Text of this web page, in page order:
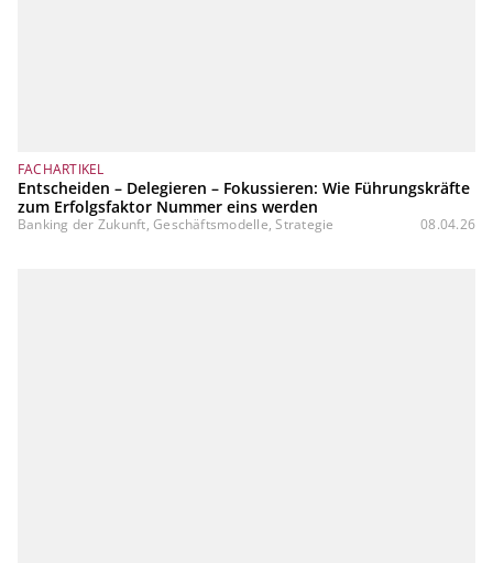
FACHARTIKEL
Entscheiden – Delegieren – Fokussieren: Wie Führungskräfte
zum Erfolgsfaktor Nummer eins werden
Banking der Zukunft, Geschäftsmodelle, Strategie 08.04.26